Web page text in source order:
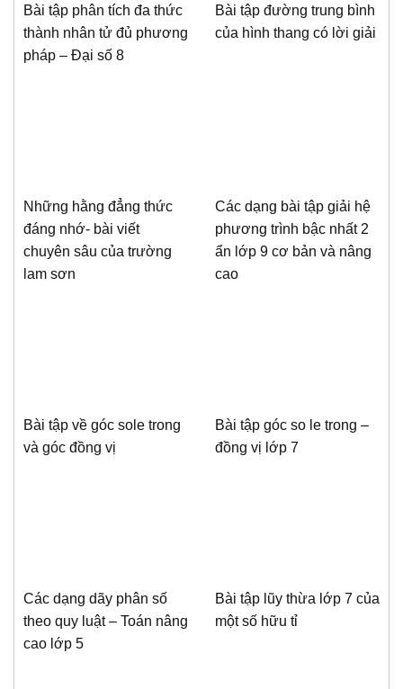
Bài tập phân tích đa thức
thành nhân tử đủ phương
pháp – Đại số 8
Bài tập đường trung bình
của hình thang có lời giải
Những hằng đẳng thức
đáng nhớ- bài viết
chuyên sâu của trường
lam sơn
Các dạng bài tập giải hệ
phương trình bậc nhất 2
ẩn lớp 9 cơ bản và nâng
cao
Bài tập về góc sole trong
và góc đồng vị
Bài tập góc so le trong –
đồng vị lớp 7
Các dạng dãy phân số
theo quy luật – Toán nâng
cao lớp 5
Bài tập lũy thừa lớp 7 của
một số hữu tỉ